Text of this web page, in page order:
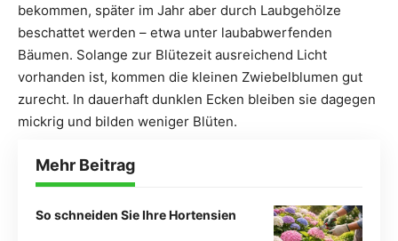
bekommen, später im Jahr aber durch Laubgehölze
beschattet werden – etwa unter laubabwerfenden
Bäumen. Solange zur Blütezeit ausreichend Licht
vorhanden ist, kommen die kleinen Zwiebelblumen gut
zurecht. In dauerhaft dunklen Ecken bleiben sie dagegen
mickrig und bilden weniger Blüten.
Mehr Beitrag
So schneiden Sie Ihre Hortensien